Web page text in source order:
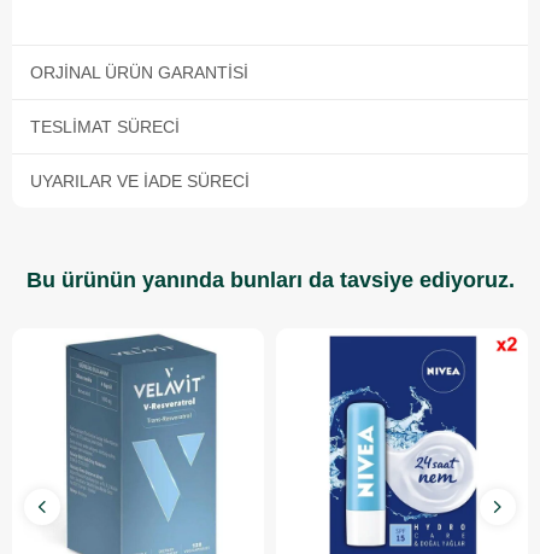
ORJINAL ÜRÜN GARANTISI
TESLIMAT SÜRECI
UYARILAR VE İADE SÜRECI
Bu ürünün yanında bunları da tavsiye ediyoruz.